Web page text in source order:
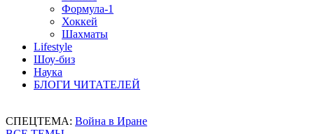
Формула-1
Хоккей
Шахматы
Lifestyle
Шоу-биз
Наука
БЛОГИ ЧИТАТЕЛЕЙ
СПЕЦТЕМА: Война в Иране